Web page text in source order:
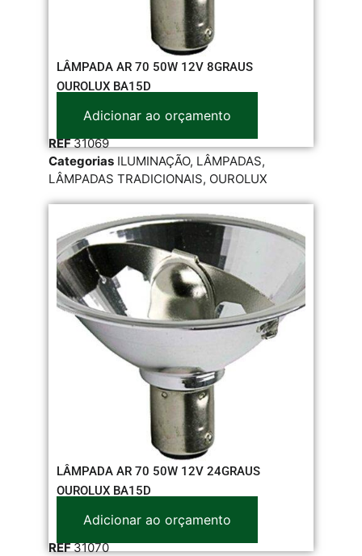
LÂMPADA AR 70 50W 12V 8GRAUS
OUROLUX BA15D
Adicionar ao orçamento
REF31069
Categorias ILUMINAÇÃO, LÂMPADAS,
LÂMPADAS TRADICIONAIS, OUROLUX
LÂMPADA AR 70 50W 12V 24GRAUS
OUROLUX BA15D
Adicionar ao orçamento
REF31070